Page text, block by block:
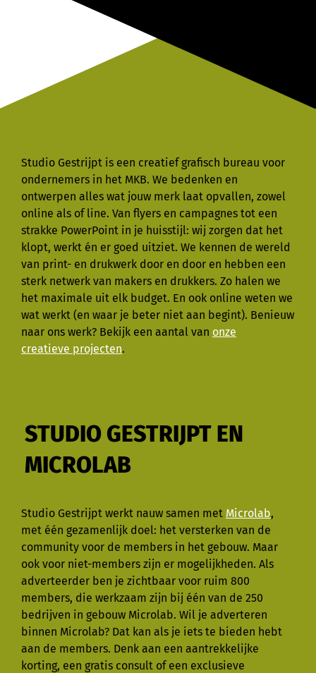
Studio Gestrijpt is een creatief grafisch bureau voor
ondernemers in het MKB. We bedenken en
ontwerpen alles wat jouw merk laat opvallen, zowel
online als of line. Van flyers en campagnes tot een
strakke PowerPoint in je huisstijl: wij zorgen dat het
klopt, werkt én er goed uitziet. We kennen de wereld
van print- en drukwerk door en door en hebben een
sterk netwerk van makers en drukkers. Zo halen we
het maximale uit elk budget. En ook online weten we
wat werkt (en waar je beter niet aan begint). Benieuw
naar ons werk? Bekijk een aantal van onze
creatieve projecten.
STUDIO GESTRIJPT EN
MICROLAB
Studio Gestrijpt werkt nauw samen met Microlab,
met één gezamenlijk doel: het versterken van de
community voor de members in het gebouw. Maar
ook voor niet-members zijn er mogelijkheden. Als
adverteerder ben je zichtbaar voor ruim 800
members, die werkzaam zijn bij één van de 250
bedrijven in gebouw Microlab. Wil je adverteren
binnen Microlab? Dat kan als je iets te bieden hebt
aan de members. Denk aan een aantrekkelijke
korting, een gratis consult of een exclusieve